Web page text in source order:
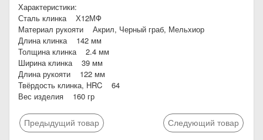
Характеристики:
Сталь клинка Х12МФ
Материал рукояти Акрил, Черный граб, Мельхиор
Длина клинка 142 мм
Толщина клинка 2.4 мм
Ширина клинка 39 мм
Длина рукояти 122 мм
Твёрдость клинка, HRC 64
Вес изделия 160 гр
Предыдущий товар Следующий товар